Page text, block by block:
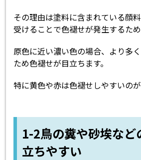
その理由は塗料に含まれている顔
受けることで色褪せが発生するため
原色に近い濃い色の場合、より多
ため色褪せが目立ちます。
特に黄色や赤は色褪せしやすいのが
1-2鳥の糞や砂埃など
立ちやすい